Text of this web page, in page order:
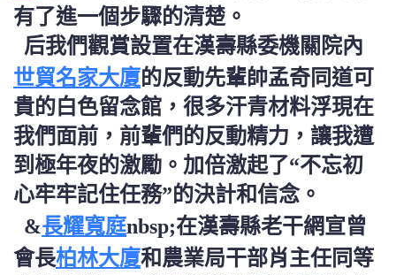
有了進一個步驟的清楚。
后我們觀賞設置在漢壽縣委機關院內
世貿名家大廈的反動先輩帥孟奇同道可
貴的白色留念館，很多汗青材料浮現在
我們面前，前輩們的反動精力，讓我遭
到極年夜的激勵。加倍激起了“不忘初
心牢牢記住任務”的決計和信念。
&長耀寬庭nbsp;在漢壽縣老干網宣曾
會長柏林大廈和農業局干部肖主任同等